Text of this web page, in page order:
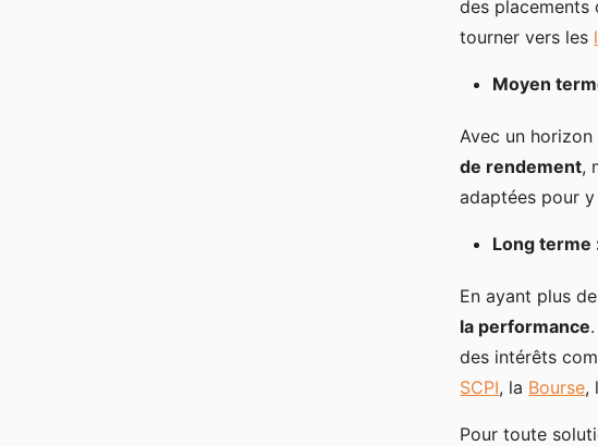
des
tourner vers les
Moyen
Avec un
de rendement,
adaptées pour
Long terme
En ayant plus
la performance
des intérêts
SCPI, la Bourse,
Pour toute